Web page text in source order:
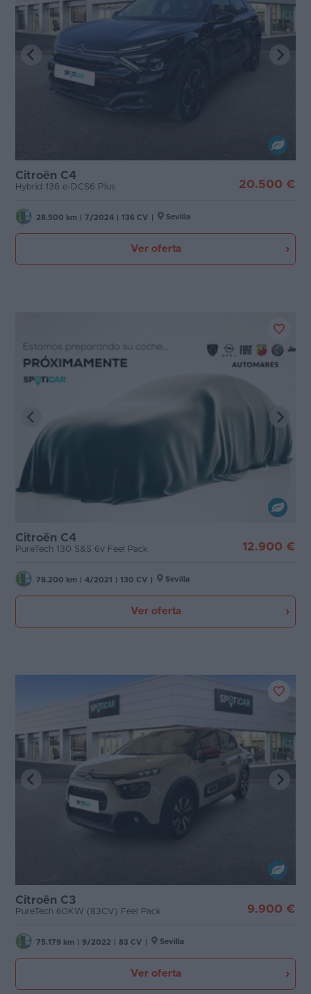
Citroën C4
Hybrid 136 e-DCS6 Plus 20.500 €
28.500 km 7/2024 136 CV Sevilla
Ver oferta
Citroën C4
PureTech 130 S&S 6v Feel Pack 12.900 €
78.200 km 4/2021 130 CV Sevilla
Ver oferta
Citroën C3
PureTech 60KW (83CV) Feel Pack 9.900 €
75.179 km 9/2022 83 CV Sevilla
Ver oferta